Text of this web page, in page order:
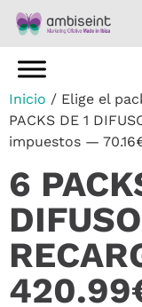
Inicio / Elige el
PACKS DE 1
impuestos —
6